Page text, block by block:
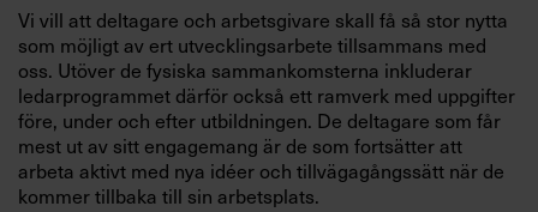
Vi vill att deltagare och arbetsgivare skall få så stor nytta
som möjligt av ert utvecklingsarbete tillsammans med
oss. Utöver de fysiska sammankomsterna inkluderar
ledarprogrammet därför också ett ramverk med uppgifter
före, under och efter utbildningen. De deltagare som får
mest ut av sitt engagemang är de som fortsätter att
arbeta aktivt med nya idéer och tillvägagångssätt när de
kommer tillbaka till sin arbetsplats.